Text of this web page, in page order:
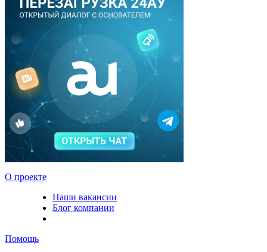
О проекте
Наши вакансии
Блог компании
Помощь